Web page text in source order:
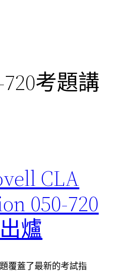
720考題講
CLA
050-720
爐
覆蓋了最新的考試指